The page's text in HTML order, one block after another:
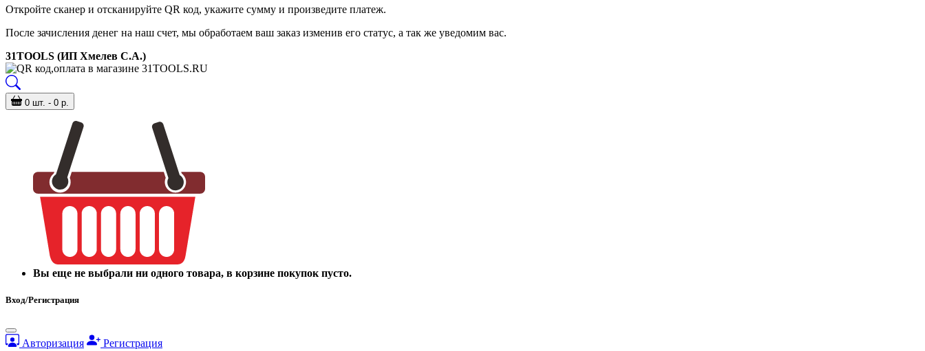
Откройте сканер и отсканируйте QR код, укажите сумму и произведите платеж.
После зачисления денег на наш счет, мы обработаем ваш заказ изменив его статус, а так же уведомим вас.
31TOOLS (ИП Хмелев С.А.)
0 шт. - 0 р.
Вы еще не выбрали ни одного товара, в корзине покупок пусто.
Вход/Регистрация
Авторизация Регистрация